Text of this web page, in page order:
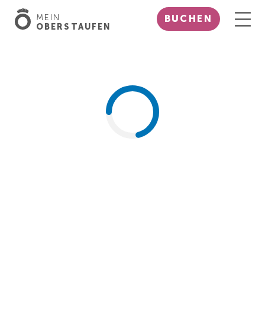
MEIN
OBERSTAUFEN
BUCHEN